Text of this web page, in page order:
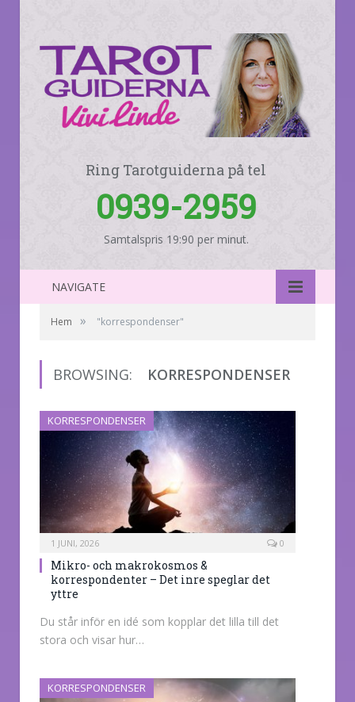
Ring Tarotguiderna på tel
0939-2959
Samtalspris 19:90 per minut.
NAVIGATE
Hem » "korrespondenser"
BROWSING: KORRESPONDENSER
KORRESPONDENSER
1 JUNI, 2026 0
Mikro- och makrokosmos &
korrespondenter – Det inre speglar det
yttre
Du står inför en idé som kopplar det lilla till det
stora och visar hur…
KORRESPONDENSER